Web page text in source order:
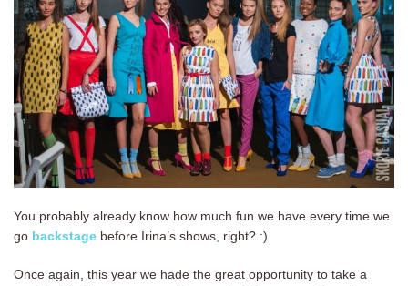
You probably already know how much fun we have every time we
go backstage before Irina’s shows, right? :)
Once again, this year we hade the great opportunity to take a